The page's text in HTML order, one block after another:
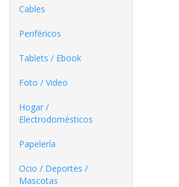
Cables
Periféricos
Tablets / Ebook
Foto / Video
Hogar /
Electrodomésticos
Papelería
Ocio / Deportes /
Mascotas